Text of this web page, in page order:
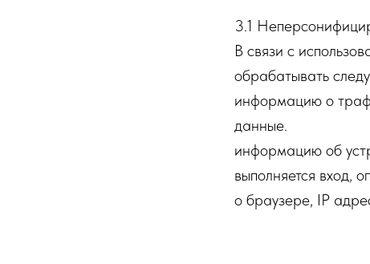
3.1
В связи с
обрабатывать
информацию о
данные.
информацию об
выполняется вход,
о браузере, IP